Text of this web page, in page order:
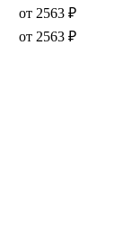
от 2563 ₽
от 2563 ₽